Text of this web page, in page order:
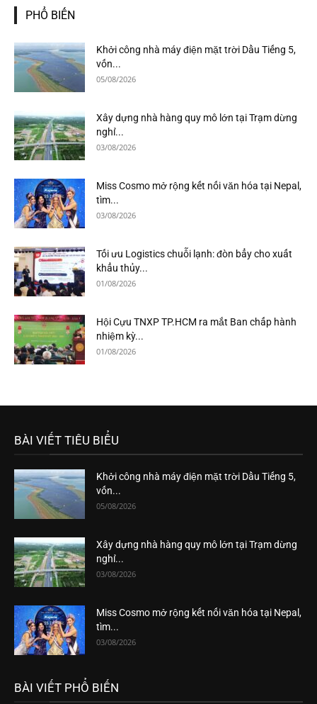
PHỔ BIẾN
Khởi công nhà máy điện mặt trời Dầu Tiếng 5,
vốn...
05/08/2026
Xây dựng nhà hàng quy mô lớn tại Trạm dừng
nghỉ...
03/08/2026
Miss Cosmo mở rộng kết nối văn hóa tại Nepal,
tìm...
03/08/2026
Tối ưu Logistics chuỗi lạnh: đòn bẩy cho xuất
khẩu thủy...
01/08/2026
Hội Cựu TNXP TP.HCM ra mắt Ban chấp hành
nhiệm kỳ...
01/08/2026
BÀI VIẾT TIÊU BIỂU
Khởi công nhà máy điện mặt trời Dầu Tiếng 5,
vốn...
05/08/2026
Xây dựng nhà hàng quy mô lớn tại Trạm dừng
nghỉ...
03/08/2026
Miss Cosmo mở rộng kết nối văn hóa tại Nepal,
tìm...
03/08/2026
BÀI VIẾT PHỔ BIẾN